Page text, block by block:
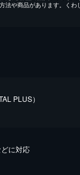
法や商品があります。くわ
PLUS）
に対応